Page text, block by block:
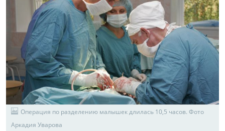
Операция по разделению малышек длилась 10,5 часов. Фото
Аркадия Уварова